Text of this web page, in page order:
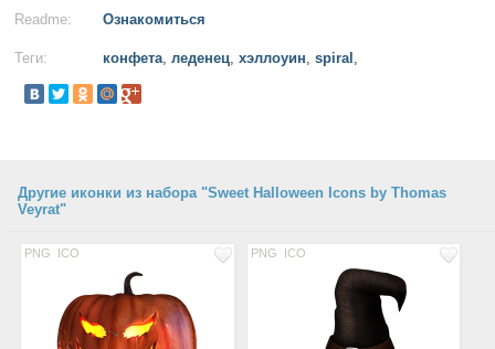
Readme: Ознакомиться
Теги: конфета, леденец, хэллоуин, spiral ,
Другие иконки из набора "Sweet Halloween Icons by Thomas
Veyrat"
PNG ICO PNG ICO